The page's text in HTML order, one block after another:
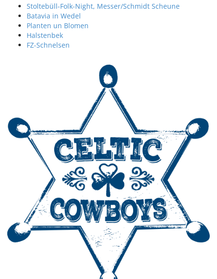
Stoltebüll-Folk-Night, Messer/Schmidt Scheune
Batavia in Wedel
Planten un Blomen
Halstenbek
FZ-Schnelsen